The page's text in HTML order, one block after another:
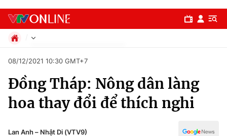
Chuyên mục
Chính trị
Xã hội
Pháp luật
Kinh tế
Thể thao
Văn hóa - Giải trí
08/12/2021 10:30 GMT+7
Đồng Tháp: Nông dân làng
hoa thay đổi để thích nghi
Lan Anh – Nhật Di (VTV9)